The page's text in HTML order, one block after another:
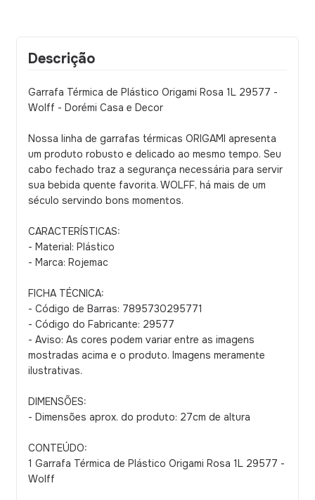
Descrição
Garrafa Térmica de Plástico Origami Rosa 1L 29577 -
Wolff - Dorémi Casa e Decor
Nossa linha de garrafas térmicas ORIGAMI apresenta
um produto robusto e delicado ao mesmo tempo. Seu
cabo fechado traz a segurança necessária para servir
sua bebida quente favorita. WOLFF, há mais de um
século servindo bons momentos.
CARACTERÍSTICAS:
- Material: Plástico
- Marca: Rojemac
FICHA TÉCNICA:
- Código de Barras: 7895730295771
- Código do Fabricante: 29577
- Aviso: As cores podem variar entre as imagens
mostradas acima e o produto. Imagens meramente
ilustrativas.
DIMENSÕES:
- Dimensões aprox. do produto: 27cm de altura
CONTEÚDO:
1 Garrafa Térmica de Plástico Origami Rosa 1L 29577 -
Wolff